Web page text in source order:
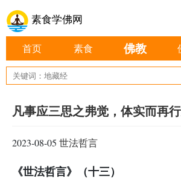
素食学佛网
首页 素食 佛教
凡事应三思之弗觉，体实而再
2023-08-05 世法哲言
《世法哲言》（十三）